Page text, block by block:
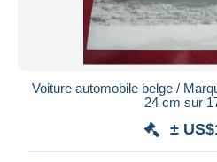
Voiture automobile belge /
24 cm sur
±